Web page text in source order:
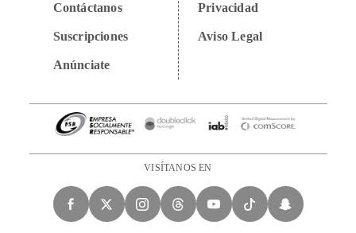
Contáctanos
Suscripciones
Anúnciate
Privacidad
Aviso Legal
VISÍTANOS EN